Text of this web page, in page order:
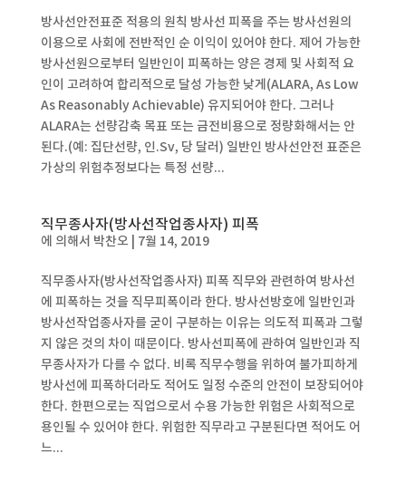
방사선안전표준 적용의 원칙 방사선 피폭을 주는 방사선원의
이용으로 사회에 전반적인 순 이익이 있어야 한다. 제어 가능한
방사선원으로부터 일반인이 피폭하는 양은 경제 및 사회적 요
인이 고려하여 합리적으로 달성 가능한 낮게(ALARA, As Low
As Reasonably Achievable) 유지되어야 한다. 그러나
ALARA는 선량감축 목표 또는 금전비용으로 정량화해서는 안
된다.(예: 집단선량, 인.Sv, 당 달러) 일반인 방사선안전 표준은
가상의 위험추정보다는 특정 선량...
직무종사자(방사선작업종사자) 피폭
에 의해서 박찬오| 7월 14, 2019
직무종사자(방사선작업종사자) 피폭 직무와 관련하여 방사선
에 피폭하는 것을 직무피폭이라 한다. 방사선방호에 일반인과
방사선작업종사자를 굳이 구분하는 이유는 의도적 피폭과 그렇
지 않은 것의 차이 때문이다. 방사선피폭에 관하여 일반인과 직
무종사자가 다를 수 없다. 비록 직무수행을 위하여 불가피하게
방사선에 피폭하더라도 적어도 일정 수준의 안전이 보장되어야
한다. 한편으로는 직업으로서 수용 가능한 위험은 사회적으로
용인될 수 있어야 한다. 위험한 직무라고 구분된다면 적어도 어
느...